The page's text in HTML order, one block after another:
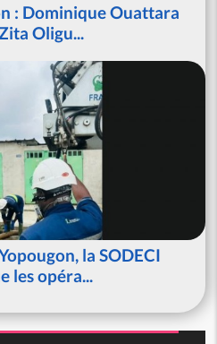
: Dominique Ouattara
Oligu...
la SODECI
les opéra...